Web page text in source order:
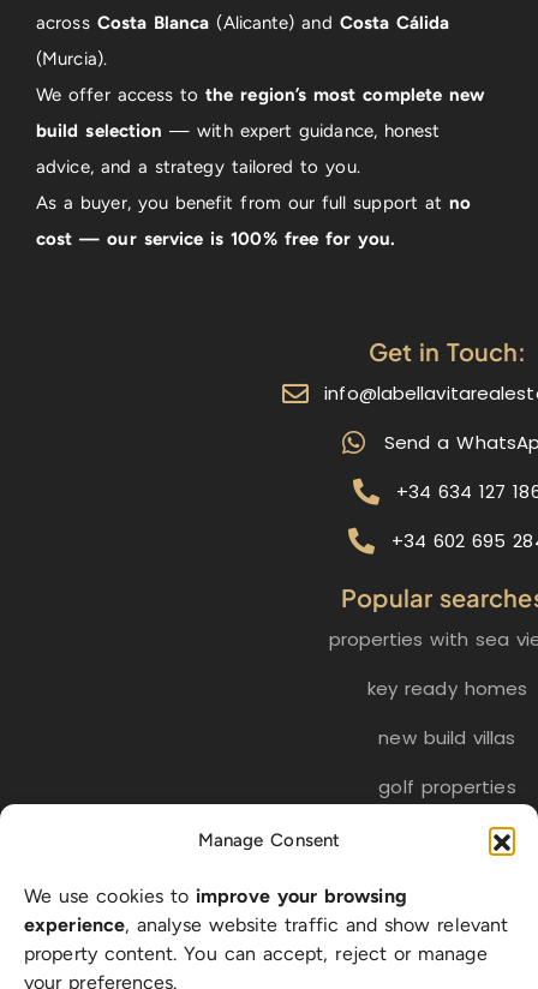
Manage Consent
We use cookies to improve your browsing
experience, analyse website traffic and show relevant
property content. You can accept, reject or manage
your preferences.
across Costa Blanca(Alicante) and Costa Cálida
(Murcia).
We offer access tothe region’s most complete new
build selection — with expert guidance, honest
advice, and a strategy tailored to you.
As a buyer, you benefit from our full support at no
cost — our service is 100% free for you.
Get in Touch:
Send a
+34 634 127
+34 602 695
Popular
properties with sea
key ready homes
new build villas
golf properties
SW